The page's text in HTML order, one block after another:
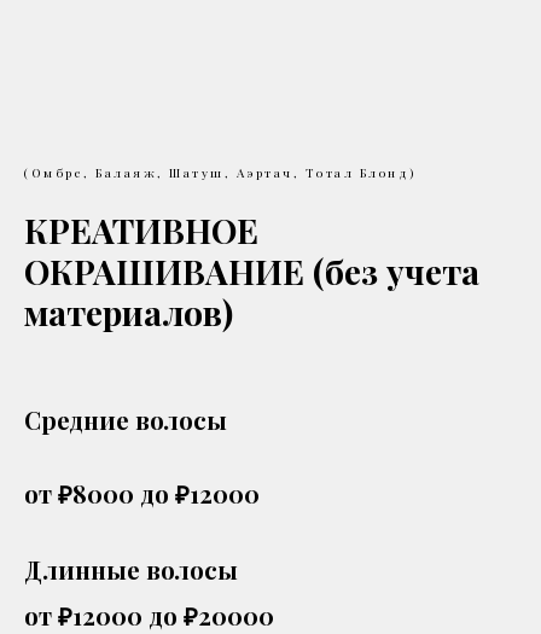
(Омбре, Балаяж, Шатуш, Аэртач, Тотал Блонд)
КРЕАТИВНОЕ
ОКРАШИВАНИЕ (без учета
материалов)
Средние волосы
от ₽8000 до ₽12000
Длинные волосы
от ₽12000 до ₽20000